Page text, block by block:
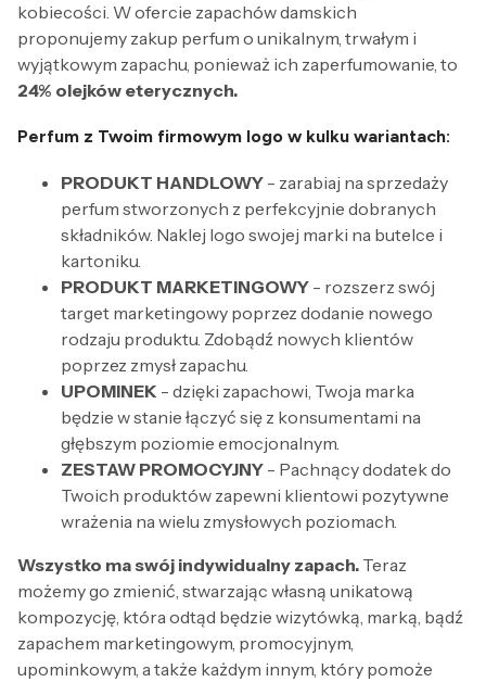
kobiecości. W ofercie zapachów damskich
proponujemy zakup perfum o unikalnym, trwałym i
wyjątkowym zapachu, ponieważ ich zaperfumowanie, to
24% olejków eterycznych.
Perfum z Twoim firmowym logo w kulku wariantach:
PRODUKT HANDLOWY - zarabiaj na sprzedaży
perfum stworzonych z perfekcyjnie dobranych
składników. Naklej logo swojej marki na butelce i
kartoniku.
PRODUKT MARKETINGOWY - rozszerz swój
target marketingowy poprzez dodanie nowego
rodzaju produktu. Zdobądź nowych klientów
poprzez zmysł zapachu.
UPOMINEK - dzięki zapachowi, Twoja marka
będzie w stanie łączyć się z konsumentami na
głębszym poziomie emocjonalnym.
ZESTAW PROMOCYJNY - Pachnący dodatek do
Twoich produktów zapewni klientowi pozytywne
wrażenia na wielu zmysłowych poziomach.
Wszystko ma swój indywidualny zapach. Teraz
możemy go zmienić, stwarzając własną unikatową
kompozycję, która odtąd będzie wizytówką, marką, bądź
zapachem marketingowym, promocyjnym,
upominkowym, a także każdym innym, który pomoże